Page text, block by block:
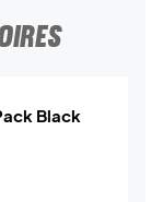
Black